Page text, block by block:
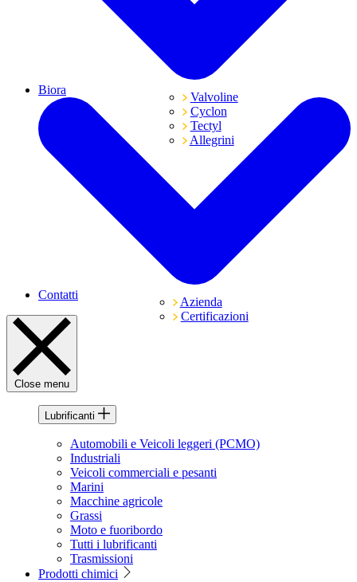
Valvoline
Cyclon
Tectyl
Allegrini
Biora
Azienda
Certificazioni
Contatti
Close menu
Lubrificanti
Automobili e Veicoli leggeri (PCMO)
Industriali
Veicoli commerciali e pesanti
Marini
Macchine agricole
Grassi
Moto e fuoribordo
Tutti i lubrificanti
Trasmissioni
Prodotti chimici